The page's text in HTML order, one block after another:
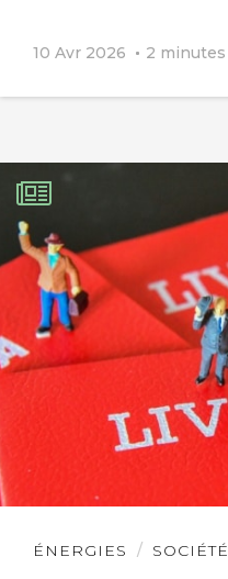
10 Avr 2026 2 minutes
ÉNERGIES SOCIÉTÉ
Lire